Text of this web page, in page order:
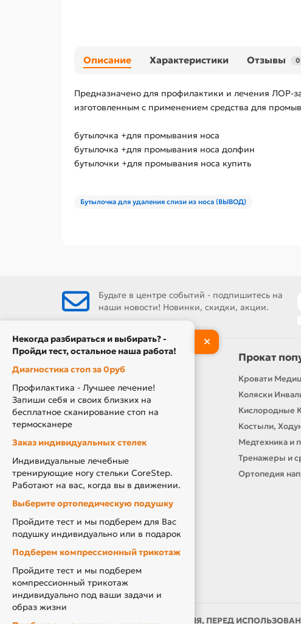
Описание Характеристики Отзывы 0
Предназначено для профилактики и лечения ЛОР-
изготовленным с применением средства для
бутылочка +для промывания носа
бутылочка +для промывания носа долфин
бутылочки +для промывания носа купить
Бутылочка для удаления слизи из носа (ВЫВОД)
Будьте в центре событий - подпишитесь на
наши новости! Новинки, скидки, акции.
Информация
О нас
Производители
Новости
Оплата и доставка
Подарочный сертификат
Товары по Акции
Акция Вторая Жизнь
Акция Скидка за Отзыв
Компенсация за ТСР
Прокат
Кровати
Коляски
Кислородные
Костыли,
Медтехника и
Тренажеры и
Ортопедия
ИМЕЮТСЯ ПРОТИВОПОКАЗАНИЯ, ПЕРЕД
Некогда разбираться и выбирать? -
Пройди тест, остальное наша работа!
Диагностика стоп за 0руб
Профилактика - Лучшее лечение!
Запиши себя и своих близких на
бесплатное сканирование стоп на
термосканере
Заказ индивидуальных стелек
Индивидуальные лечебные
тренирующие ногу стельки CoreStep.
Работают на вас, когда вы в движении.
Выберите ортопедическую подушку
Пройдите тест и мы подберем для Вас
подушку индивидуально или в подарок
Подберем компрессионный трикотаж
Пройдите тест и мы подберем
компрессионный трикотаж
индивидуально под ваши задачи и
образ жизни